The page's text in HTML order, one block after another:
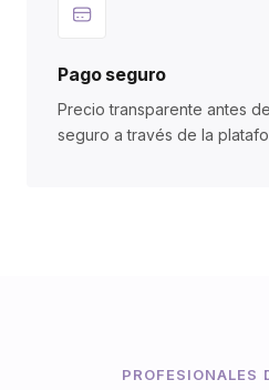
Pago seguro
Precio transparente antes
seguro a través de la
PROFESIONALES